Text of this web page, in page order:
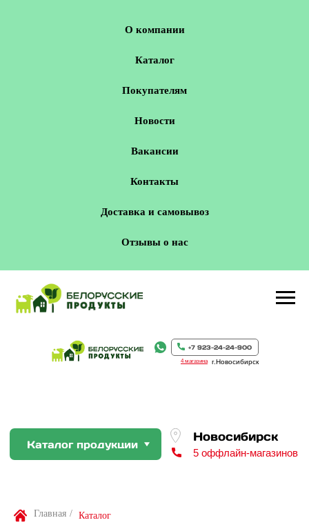
О компании
Каталог
Покупателям
Новости
Вакансии
Контакты
Доставка и самовывоз
Отзывы о нас
г.Новосибирск
+7 923-24-24-900
4 магазина
По Вашей просьбе покупку
профессиональном слайсере
Главная / Каталог